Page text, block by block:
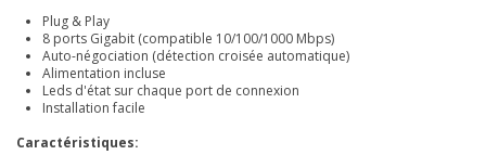
Plug & Play
8 ports Gigabit (compatible 10/100/1000 Mbps)
Auto-négociation (détection croisée automatique)
Alimentation incluse
Leds d'état sur chaque port de connexion
Installation facile
Caractéristiques: